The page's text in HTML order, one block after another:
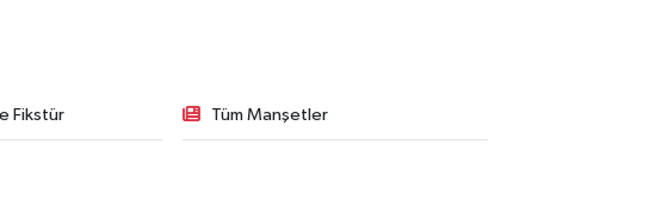
Fikstür Tüm Manşetler